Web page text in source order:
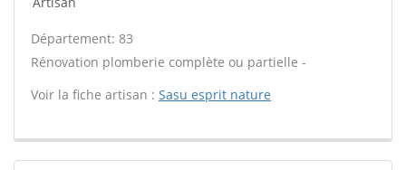
Département: 83
Rénovation plomberie complète ou partielle -
Voir la fiche artisan : Sasu esprit nature